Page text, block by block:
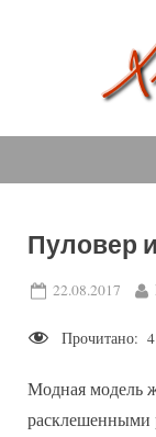
Пуловер
Posted
22.08.2017
Прочитано:
Модная модель
расклешенными